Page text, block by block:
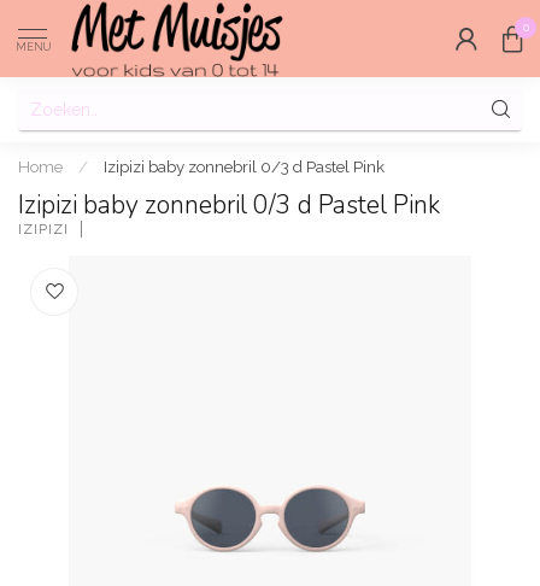
MENU
0
Home / Izipizi baby zonnebril 0/3 d Pastel Pink
Izipizi baby zonnebril 0/3 d Pastel Pink
IZIPIZI